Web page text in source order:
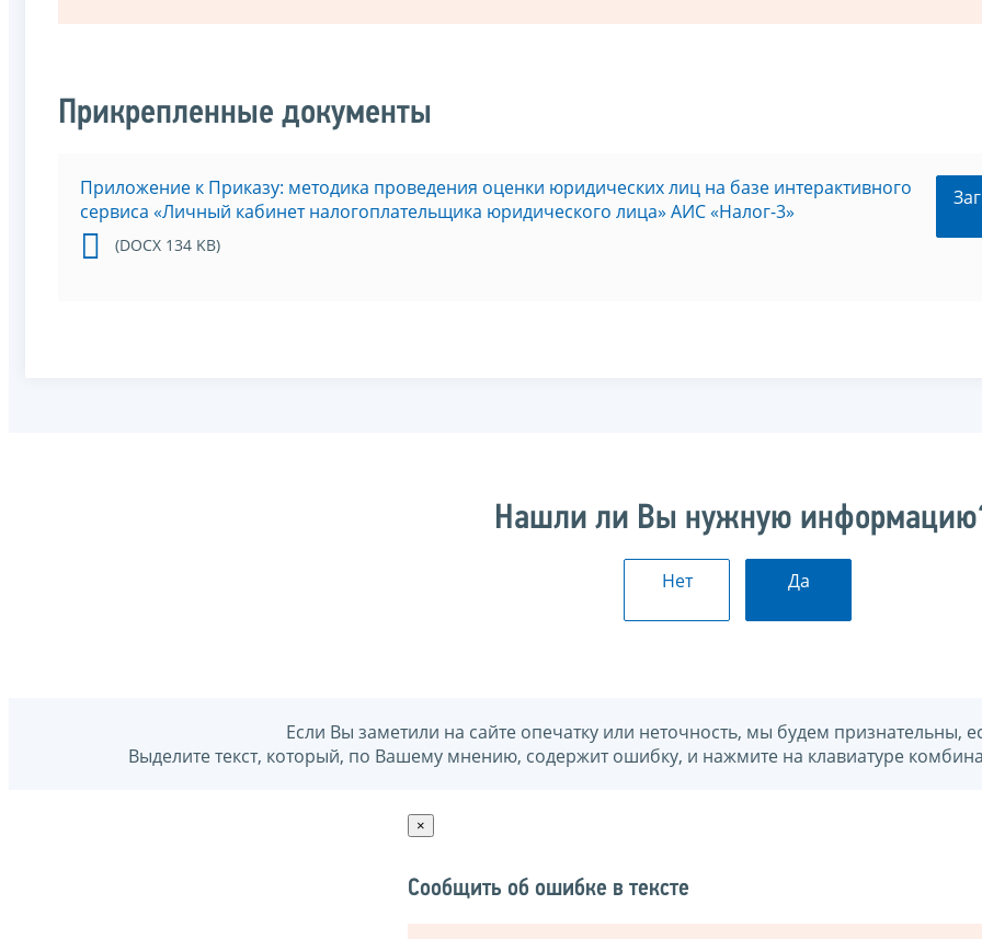
Прикрепленные документы
Приложение к Приказу: методика проведения оценки юридических лиц на базе интерактивного
сервиса «Личный кабинет налогоплательщика юридического лица» АИС «Налог-3»
(DOCX 134 KB)
Нашли ли Вы нужную
Нет Да
Если Вы заметили на сайте опечатку или неточность, мы будем признательны,
Выделите текст, который, по Вашему мнению, содержит ошибку, и нажмите на клавиатуре
×
Сообщить об ошибке в тексте